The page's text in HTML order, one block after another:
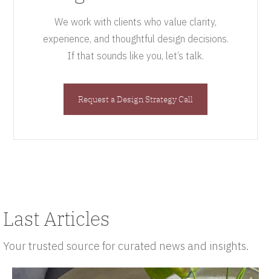
We work with clients who value clarity,
experience, and thoughtful design decisions.
If that sounds like you, let’s talk.
Request a Design Strategy Call
Last Articles
Your trusted source for curated news and insights.